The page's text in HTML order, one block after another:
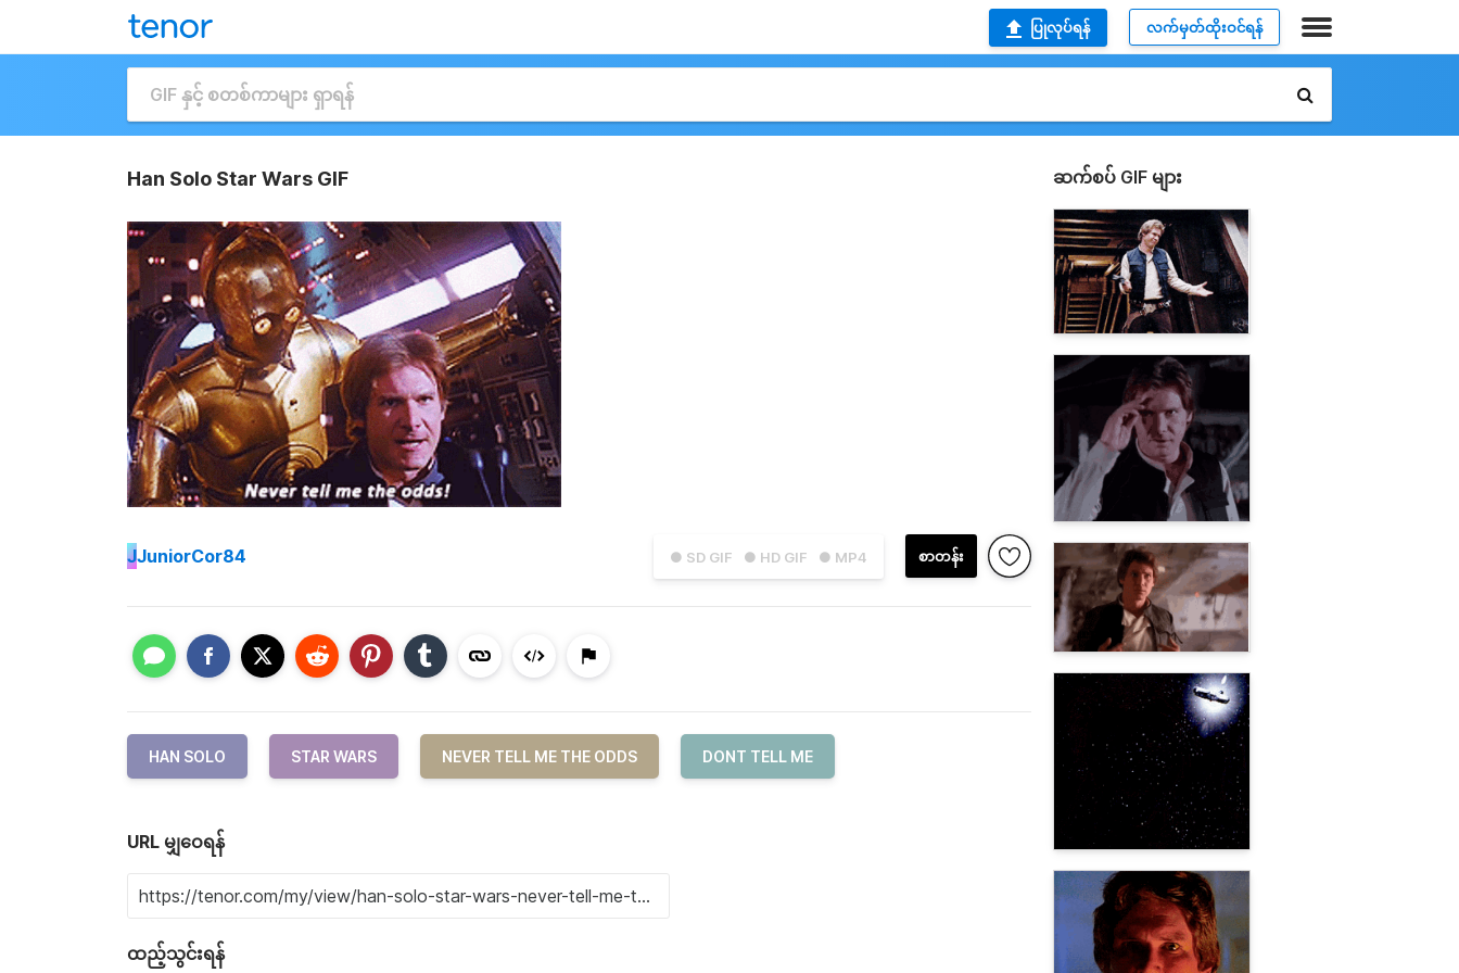
ပြုလုပ်ရန် လက်မှတ်ထိုးဝင်ရန်
Han Solo Star Wars GIF
● SD GIF ● HD GIF ● MP4 စာတန်း
JJuniorCor84
HAN SOLO STAR WARS NEVER TELL ME THE ODDS DONT TELL ME
URL မျှဝေရန်
ထည့်သွင်းရန်
ဆက်စပ် GIF များ